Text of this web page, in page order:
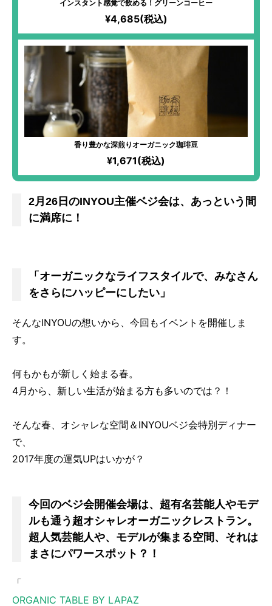
インスタント感覚で飲める！グリーンコーヒー
¥4,685(税込)
香り豊かな深煎りオーガニック珈琲豆
¥1,671(税込)
2月26日のINYOU主催ベジ会は、あっという間
に満席に！
「オーガニックなライフスタイルで、みなさん
をさらにハッピーにしたい」
そんなINYOUの想いから、今回もイベントを開催しま
す。
何もかもが新しく始まる春。
4月から、新しい生活が始まる方も多いのでは？！
そんな春、オシャレな空間＆INYOUベジ会特別ディナー
で、
2017年度の運気UPはいかが？
今回のベジ会開催会場は、超有名芸能人やモデ
ルも通う超オシャレオーガニックレストラン。
超人気芸能人や、モデルが集まる空間、それは
まさにパワースポット？！
「
ORGANIC TABLE BY LAPAZ